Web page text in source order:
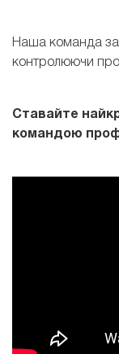
Наша команда
контролюючи
Ставайте
командою